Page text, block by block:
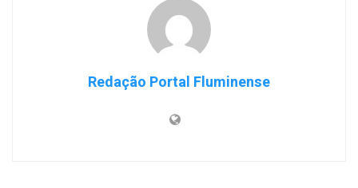
Redação Portal Fluminense